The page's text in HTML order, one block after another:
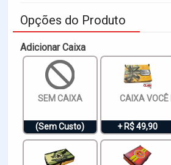
Opções do Produto
Adicionar Caixa
SEM CAIXA
(Sem Custo)
CAIXA VOCÊ É
+ R$ 49,90